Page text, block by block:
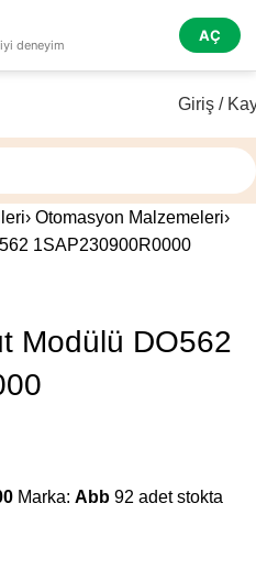
deneyim
AÇ
Giriş /
› Otomasyon Malzemeleri›
1SAP230900R0000
Modülü DO562
Marka: Abb 92 adet stokta